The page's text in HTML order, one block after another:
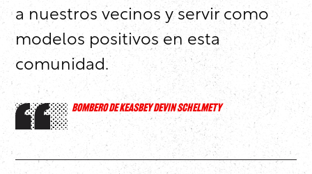
a nuestros vecinos y servir como
modelos positivos en esta
comunidad.
BOMBERO DE KEASBEY DEVIN SCHELMETY